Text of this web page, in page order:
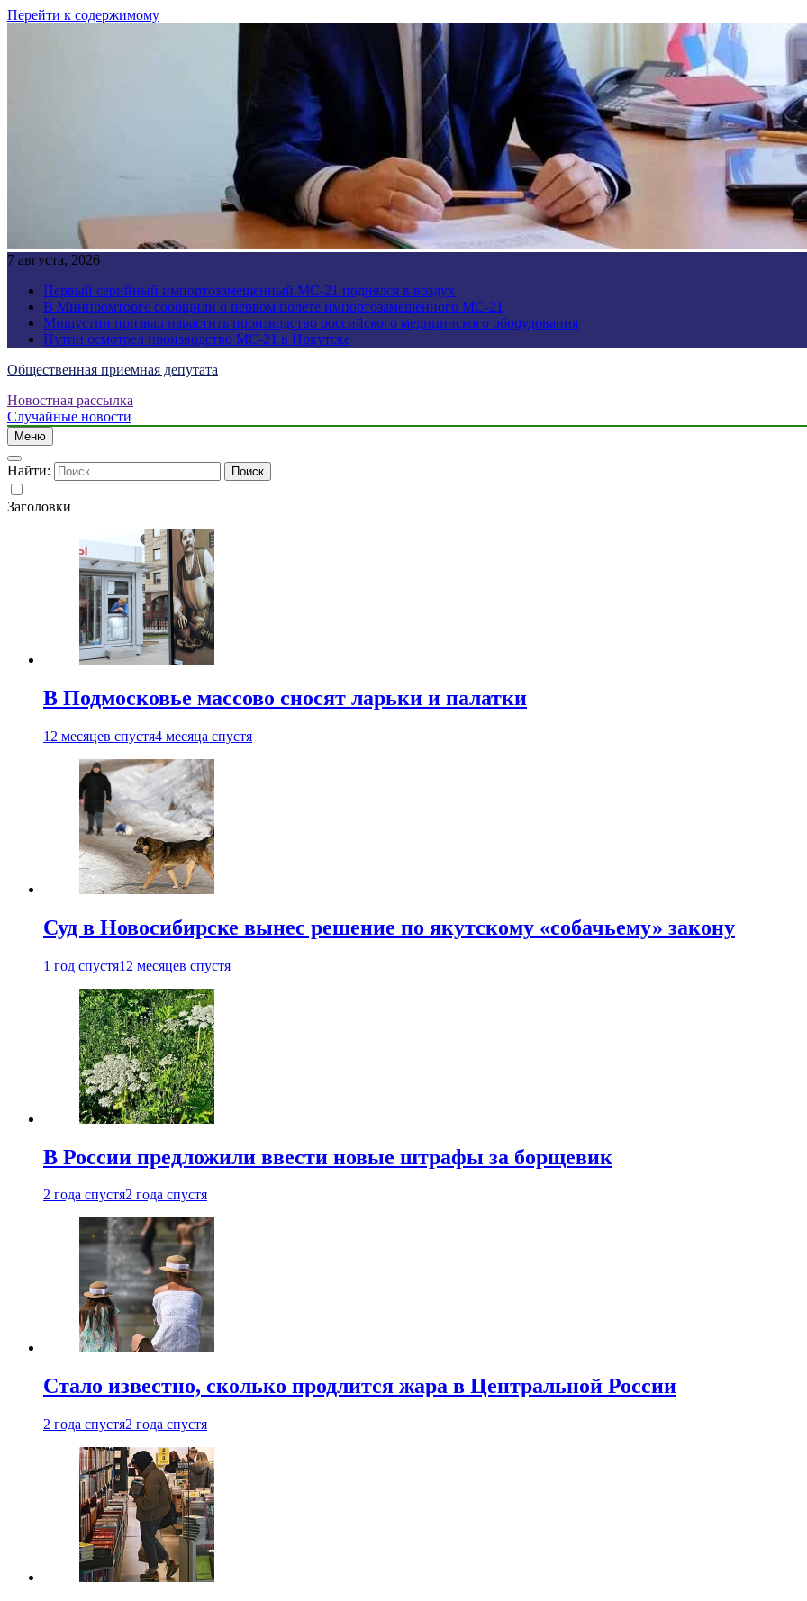
Перейти к содержимому
7 августа, 2026
Первый серийный импортозамещенный МС-21 поднялся в воздух
В Минпромторге сообщили о первом полёте импортозамещённого МС-21
Мишустин призвал нарастить производство российского медицинского оборудования
Путин осмотрел производство МС-21 в Иркутске
Общественная приемная депутата
Новостная рассылка
Случайные новости
Меню
Найти:
Заголовки
В Подмосковье массово сносят ларьки и палатки
12 месяцев спустя4 месяца спустя
Суд в Новосибирске вынес решение по якутскому «собачьему» закону
1 год спустя12 месяцев спустя
В России предложили ввести новые штрафы за борщевик
2 года спустя2 года спустя
Стало известно, сколько продлится жара в Центральной России
2 года спустя2 года спустя